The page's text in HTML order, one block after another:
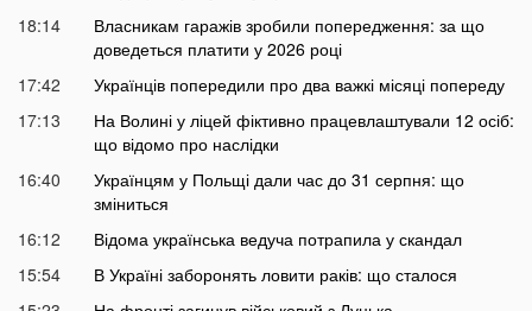
18:14
Власникам гаражів зробили попередження: за що
доведеться платити у 2026 році
17:42
Українців попередили про два важкі місяці попереду
17:13
На Волині у ліцей фіктивно працевлаштували 12 осіб:
що відомо про наслідки
16:40
Українцям у Польщі дали час до 31 серпня: що
зміниться
16:12
Відома українська ведуча потрапила у скандал
15:54
В Україні заборонять ловити раків: що сталося